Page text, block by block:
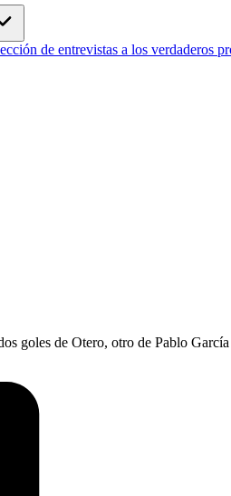
de entrevistas a los verdaderos
goles de Otero, otro de Pablo